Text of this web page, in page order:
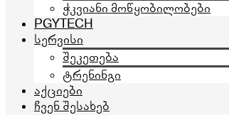
ჭკვიანი მოწყობილობები
PGYTECH
სერვისი
შეკეთება
ტრენინგი
აქციები
ჩვენ შესახებ